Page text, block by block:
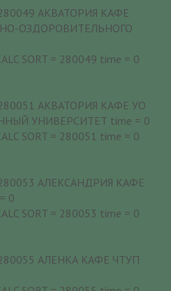
280049 АКВАТОРИЯ КАФЕ
ОЗДОРОВИТЕЛЬНОГО
SORT = 280049 time = 0
280051 АКВАТОРИЯ КАФЕ УО
УНИВЕРСИТЕТ time = 0
SORT = 280051 time = 0
280053 АЛЕКСАНДРИЯ КАФЕ
0
SORT = 280053 time = 0
280055 АЛЕНКА КАФЕ ЧТУП